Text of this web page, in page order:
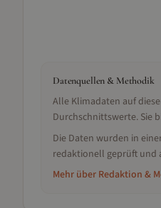
Datenquellen & Methodik
Alle Klimadaten auf
Durchschnittswerte. Sie
Die Daten wurden in
redaktionell geprüft und
Mehr über Redaktion &